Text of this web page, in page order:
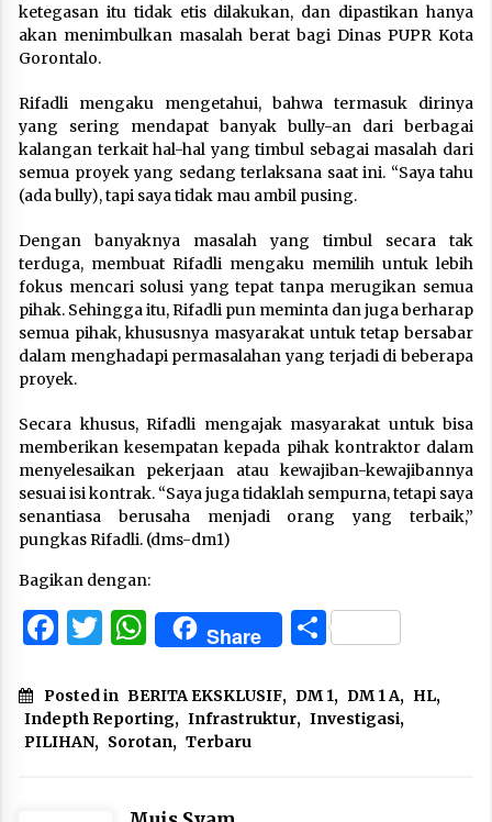
ketegasan itu tidak etis dilakukan, dan dipastikan hanya
akan menimbulkan masalah berat bagi Dinas PUPR Kota
Gorontalo.
Rifadli mengaku mengetahui, bahwa termasuk dirinya
yang sering mendapat banyak bully-an dari berbagai
kalangan terkait hal-hal yang timbul sebagai masalah dari
semua proyek yang sedang terlaksana saat ini. “Saya tahu
(ada bully), tapi saya tidak mau ambil pusing.
Dengan banyaknya masalah yang timbul secara tak
terduga, membuat Rifadli mengaku memilih untuk lebih
fokus mencari solusi yang tepat tanpa merugikan semua
pihak. Sehingga itu, Rifadli pun meminta dan juga berharap
semua pihak, khususnya masyarakat untuk tetap bersabar
dalam menghadapi permasalahan yang terjadi di beberapa
proyek.
Secara khusus, Rifadli mengajak masyarakat untuk bisa
memberikan kesempatan kepada pihak kontraktor dalam
menyelesaikan pekerjaan atau kewajiban-kewajibannya
sesuai isi kontrak. “Saya juga tidaklah sempurna, tetapi saya
senantiasa berusaha menjadi orang yang terbaik,”
pungkas Rifadli. (dms-dm1)
Bagikan dengan:
Facebook
Twitter
WhatsApp
Share Share
Posted in BERITA EKSKLUSIF, DM 1, DM 1 A, HL,
Indepth Reporting, Infrastruktur, Investigasi,
PILIHAN, Sorotan, Terbaru